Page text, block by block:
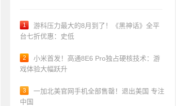
1
游科压力最大的8月到了！《黑神话》全平
台七折优惠：史低
2
小米首发！高通8E6 Pro独占硬核技术：游
戏体验大幅跃升
3
一加北美官网手机全部售罄！退出美国 专注
中国